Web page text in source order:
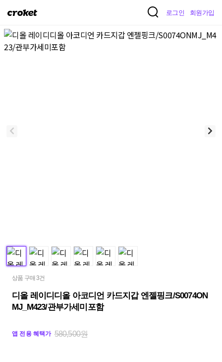
크
켓
로그인 회원가입
상품 구매 3건
디올 레이디디올 아코디언 카드지갑 엔젤핑크/S0074ON
MJ_M423/관부가세미포함
앱 전용 혜택가 580,500원